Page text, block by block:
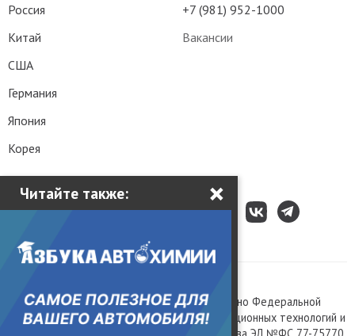
Читайте также: ×
+7 (981) 952-1000
Вакансии
Россия
Китай
США
Германия
Япония
Корея
Сетевое издание «Kolesa.ru», зарегистрировано Федеральной
службой по надзору в сфере связи, информационных технологий и